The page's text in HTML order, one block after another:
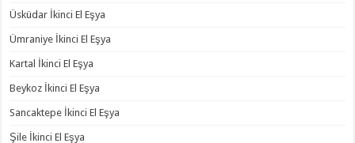
Üsküdar İkinci El Eşya
Ümraniye İkinci El Eşya
Kartal İkinci El Eşya
Beykoz İkinci El Eşya
Sancaktepe İkinci El Eşya
Şile İkinci El Eşya